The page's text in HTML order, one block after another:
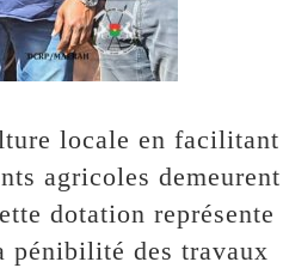
locale en facilitant
agricoles demeurent
dotation représente
pénibilité des travaux